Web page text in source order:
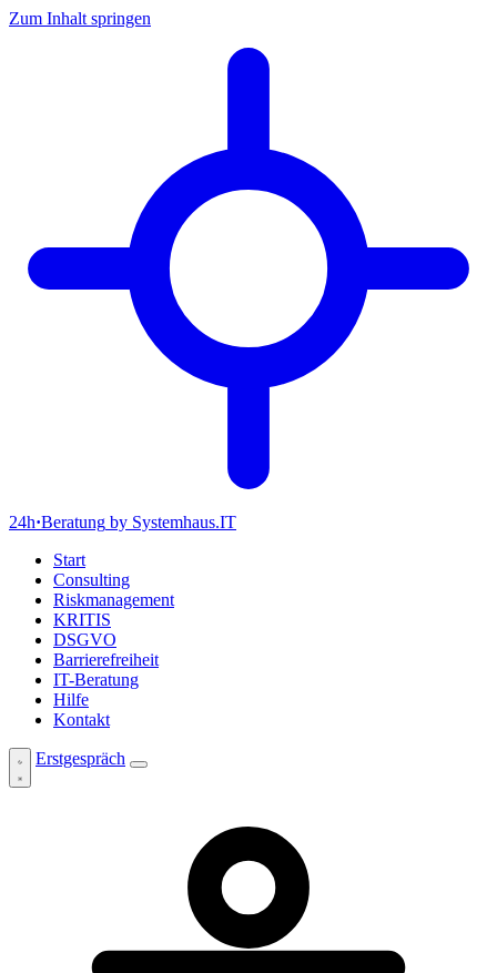
Zum Inhalt springen
24h·Beratung by Systemhaus.IT
Start
Consulting
Riskmanagement
KRITIS
DSGVO
Barrierefreiheit
IT-Beratung
Hilfe
Kontakt
Erstgespräch